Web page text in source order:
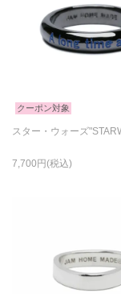
クーポン対象
7,700